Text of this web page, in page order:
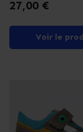
Prix
27,00 €
Voir le